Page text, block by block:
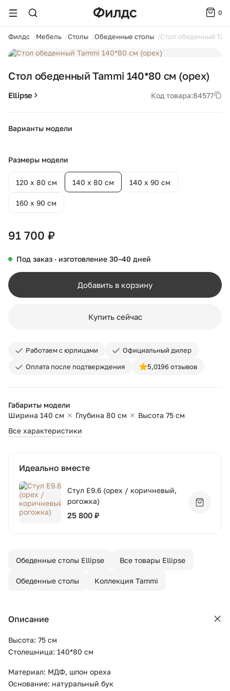
0
Филдс Мебель Столы Обеденные столы Стол обеденный
Стол обеденный Tammi 140*80 см (орех)
Ellipse Код товара:84577
Варианты модели
Размеры модели
120 х 80 см 140 х 80 см 140 х 90 см
160 х 90 см
91 700 ₽
Под заказ · изготовление 30–40 дней
Добавить в корзину
Купить сейчас
Работаем с юрлицами
Официальный дилер
Оплата после подтверждения
5,0196 отзывов
Габариты модели
Ширина 140 см
Глубина 80 см
Высота 75 см
Все характеристики
Идеально вместе
Стул E9.6 (орех / коричневый,
рогожка)
25 800 ₽
Обеденные столы Ellipse Все товары Ellipse
Обеденные столы Коллекция Tammi
Описание
Высота: 75 см
Столешница: 140*80 см
Материал: МДФ, шпон ореха
Основание: натуральный бук